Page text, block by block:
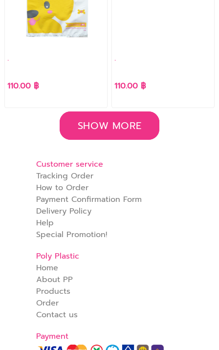
.
110.00 ฿
.
110.00 ฿
SHOW MORE
Customer service
Tracking Order
How to Order
Payment Confirmation Form
Delivery Policy
Help
Special Promotion!
Poly Plastic
Home
About PP
Products
Order
Contact us
Payment